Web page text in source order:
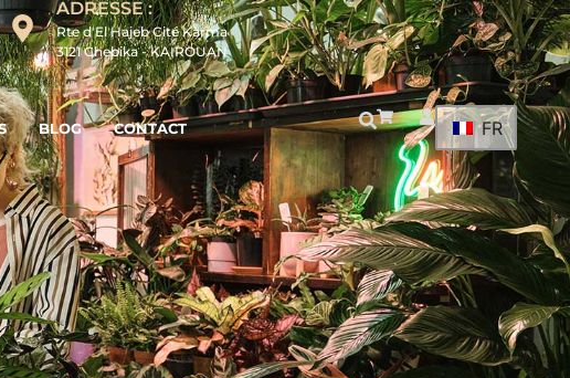
ADRESSE :
Rte d'El Hajeb Cité Karma
3121 Chebika - KAIROUAN
BLOG CONTACT FR